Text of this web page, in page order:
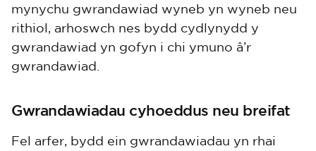
mynychu gwrandawiad wyneb yn wyneb neu
rithiol, arhoswch nes bydd cydlynydd y
gwrandawiad yn gofyn i chi ymuno â’r
gwrandawiad.
Gwrandawiadau cyhoeddus neu breifat
Fel arfer, bydd ein gwrandawiadau yn rhai